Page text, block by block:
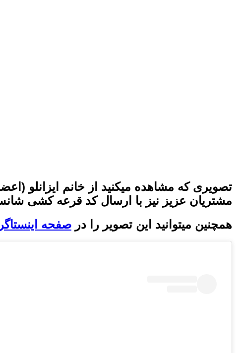
تصویری که مشاهده میکنید از خانم ایزانلو
مشتریان عزیز نیز با ارسال کد قرعه کشی
همچنین میتوانید این تصویر را در صفحه